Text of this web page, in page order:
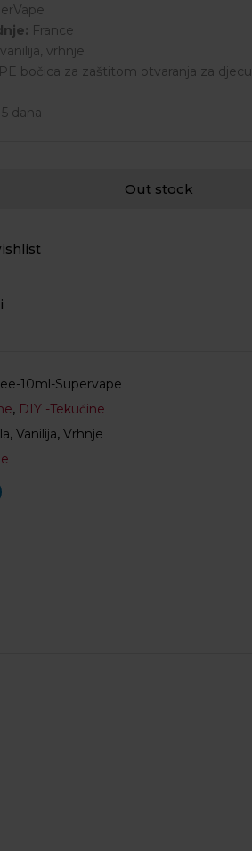
France
vrhnje
bočica za zaštitom otvaranja za djecu
dana
Out stock
10ml-Supervape
, DIY -Tekućine
, Vanilija, Vrhnje